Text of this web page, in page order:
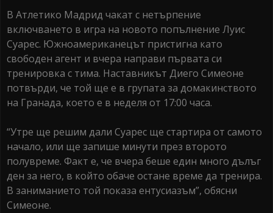
В Атлетико Мадрид чакат с нетърпение
включването в игра на новото попълнение Луис
Суарес. Южноамериканецът пристигна като
свободен агент и вчера направи първата си
тренировка с тима. Наставникът Диего Симеоне
потвърди, че той ще е в групата за домакинството
на Гранада, което е в неделя от 17:00 часа.
“Утре ще решим дали Суарес ще стартира от самото
начало, или ще запише минути през второто
полувреме. Факт е, че вчера беше един много дълъг
ден за него, в който обаче остане време да тренира.
В заниманието той показа ентусиазъм”, обясни
Симеоне.